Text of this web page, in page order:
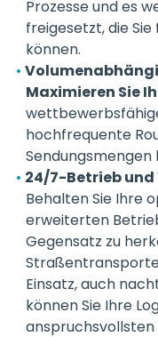
Prozesse und es
freigesetzt, die
können.
Maximieren Sie
hochfrequente
Sendungsmengen
24/7-Betrieb
Behalten Sie Ihre
erweiterten
Gegensatz zu
Einsatz, auch
können Sie Ihre
anspruchsvollsten